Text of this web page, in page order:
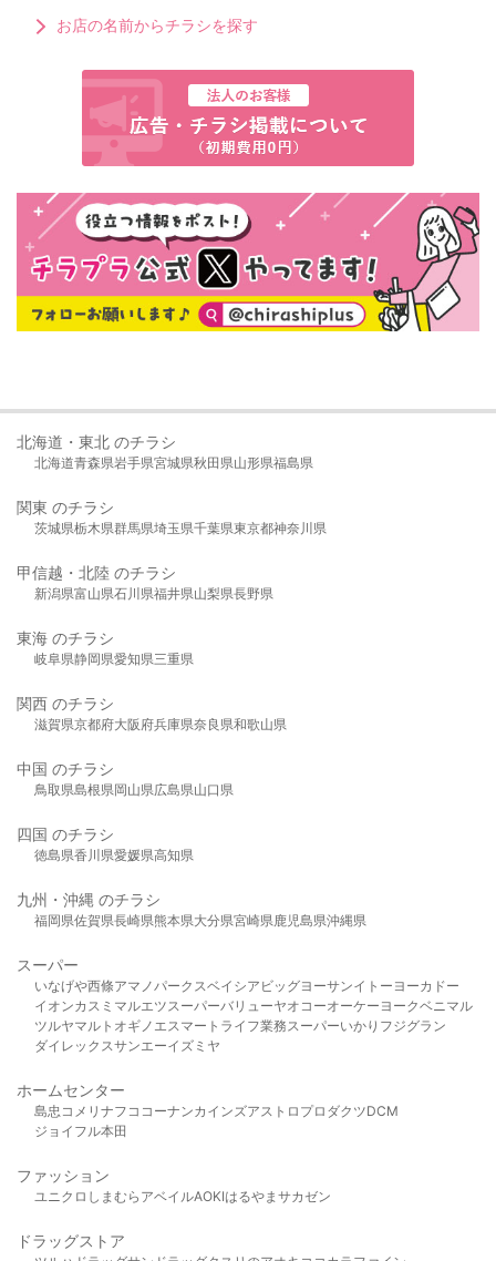
お店の名前からチラシを探す
北海道・東北 のチラシ
北海道青森県岩手県宮城県秋田県山形県福島県
関東 のチラシ
茨城県栃木県群馬県埼玉県千葉県東京都神奈川県
甲信越・北陸 のチラシ
新潟県富山県石川県福井県山梨県長野県
東海 のチラシ
岐阜県静岡県愛知県三重県
関西 のチラシ
滋賀県京都府大阪府兵庫県奈良県和歌山県
中国 のチラシ
鳥取県島根県岡山県広島県山口県
四国 のチラシ
徳島県香川県愛媛県高知県
九州・沖縄 のチラシ
福岡県佐賀県長崎県熊本県大分県宮崎県鹿児島県沖縄県
スーパー
いなげや西條アマノパークスベイシア ビッグヨーサンイトーヨーカドー
イオンカスミ マルエツスーパーバリューヤオコーオーケー ヨークベニマル
ツルヤマルト オギノ エスマート ライフ業務スーパーいかり フジグラン
ダイレックスサンエーイズミヤ
ホームセンター
島忠 コメリ ナフコ コーナンカインズアストロプロダクツDCM
ジョイフル本田
ファッション
ユニクロ しまむら アベイルAOKIはるやま サカゼン
ドラッグストア